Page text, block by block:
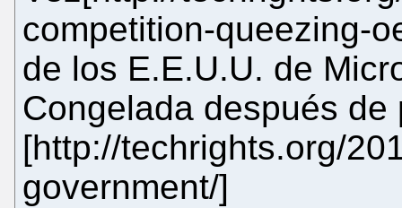
competition-queezing-
de los E.E.U.U. de
Congelada después de
[http://techrights.org/
government/]